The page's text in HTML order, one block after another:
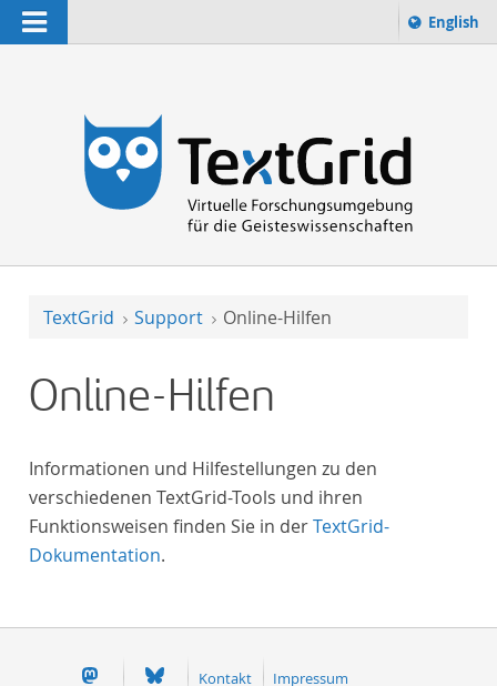
Navigation
zur Suche
Sprache
English
TextGrid Support Online-Hilfen
Online-Hilfen
Informationen und Hilfestellungen zu den
verschiedenen TextGrid-Tools und ihren
Funktionsweisen finden Sie in derTextGrid-
Dokumentation.
Kontakt Impressum